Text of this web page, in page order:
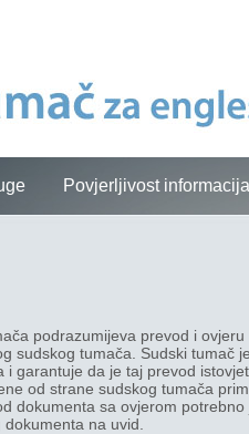
Povjerljivost informacija
podrazumijeva prevod i
sudskog tumača. Sudski tumač
i garantuje da je taj prevod
od strane sudskog tumača
dokumenta sa ovjerom
na uvid.